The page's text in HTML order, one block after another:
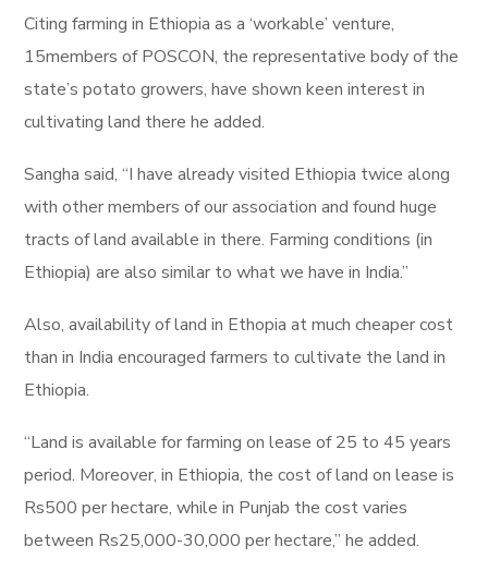
Citing farming in Ethiopia as a ‘workable’ venture,
15members of POSCON, the representative body of the
state’s potato growers, have shown keen interest in
cultivating land there he added.
Sangha said, “I have already visited Ethiopia twice along
with other members of our association and found huge
tracts of land available in there. Farming conditions (in
Ethiopia) are also similar to what we have in India.”
Also, availability of land in Ethopia at much cheaper cost
than in India encouraged farmers to cultivate the land in
Ethiopia.
“Land is available for farming on lease of 25 to 45 years
period. Moreover, in Ethiopia, the cost of land on lease is
Rs500 per hectare, while in Punjab the cost varies
between Rs25,000-30,000 per hectare,” he added.